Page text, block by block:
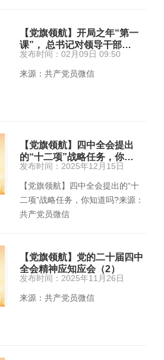
【党旗领航】开局之年“第一
课”， 总书记对领导干部…
发布时间：02月09日 09:50
来源：共产党员微信
【党旗领航】四中全会提出
的“十二项”战略任务，你…
发布时间：2025年12月15日
【党旗领航】四中全会提出的“十
二项”战略任务，你知道吗?来源：
共产党员微信
【党旗领航】党的二十届四中
全会精神应知应会（2）
发布时间：2025年11月26日
来源：共产党员微信